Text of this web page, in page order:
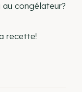
congélateur?
recette!